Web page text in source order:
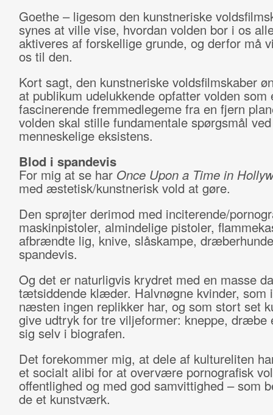
Goethe – ligesom den kunstneriske
synes at ville vise, hvordan volden bor i os
aktiveres af forskellige grunde, og derfor må
os til den.
Kort sagt, den kunstneriske voldsfilmskaber
at publikum udelukkende opfatter volden som
fascinerende fremmedlegeme fra en fjern
volden skal stille fundamentale spørgsmål
menneskelige eksistens.
Blod i spandevis
For mig at se har Once Upon a Time in
med æstetisk/kunstnerisk vold at gøre.
Den sprøjter derimod med inciterende/
maskinpistoler, almindelige pistoler,
afbrændte lig, knive, slåskampe,
spandevis.
Og det er naturligvis krydret med en masse
tætsiddende klæder. Halvnøgne kvinder, som
næsten ingen replikker har, og som stort set
give udtryk for tre viljeformer: kneppe, dræbe
sig selv i biografen.
Det forekommer mig, at dele af kultureliten
et socialt alibi for at overvære pornografisk
offentlighed og med god samvittighed – som
de et kunstværk.